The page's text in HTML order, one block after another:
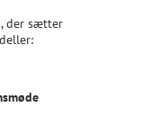
der sætter